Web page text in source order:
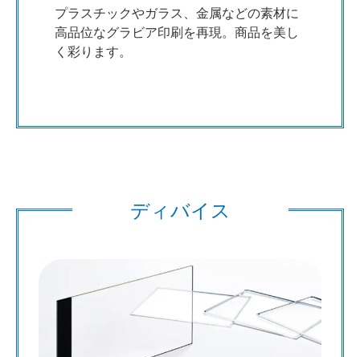
プラスチックやガラス、金属などの素材に
高品位なグラビア印刷を再現。商品を美し
く彩ります。
ディバイス